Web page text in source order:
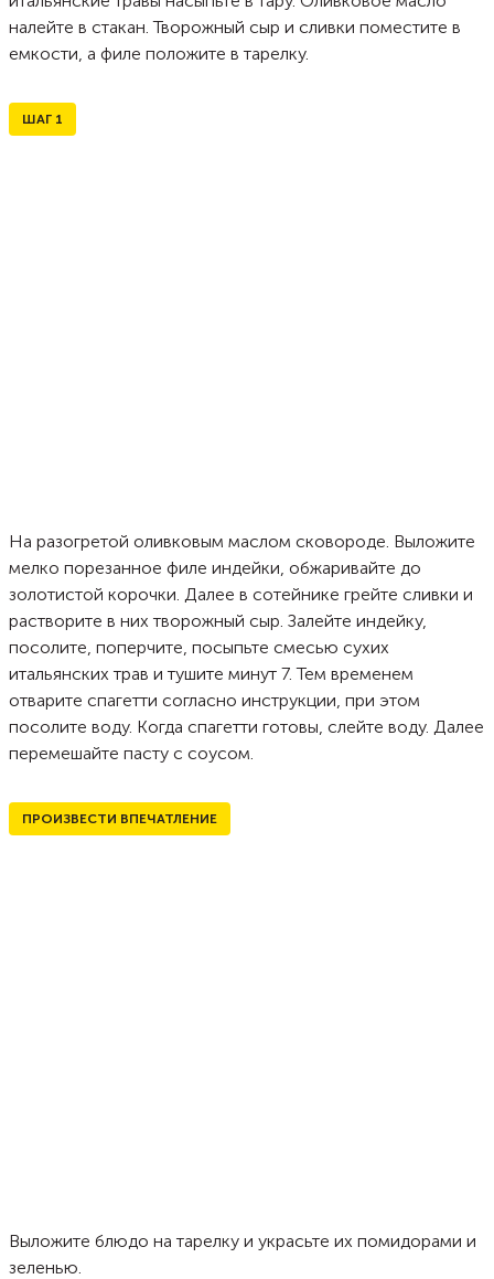
налейте в стакан. Творожный сыр и сливки поместите в
емкости, а филе положите в тарелку.
ШАГ 1
На разогретой оливковым маслом сковороде. Выложите
мелко порезанное филе индейки, обжаривайте до
золотистой корочки. Далее в сотейнике грейте сливки и
растворите в них творожный сыр. Залейте индейку,
посолите, поперчите, посыпьте смесью сухих
итальянских трав и тушите минут 7. Тем временем
отварите спагетти согласно инструкции, при этом
посолите воду. Когда спагетти готовы, слейте воду. Далее
перемешайте пасту с соусом.
ПРОИЗВЕСТИ ВПЕЧАТЛЕНИЕ
Выложите блюдо на тарелку и украсьте их помидорами и
зеленью.